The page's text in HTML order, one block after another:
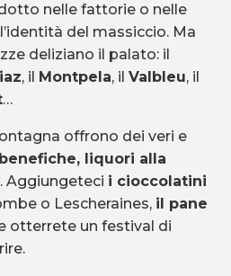
nelle fattorie o nelle
del massiccio. Ma
deliziano il palato: il
, il Montpela, il Valbleu, il
…
offrono dei veri e
liquori alla
. Aggiungeteci i cioccolatini
o Lescheraines, il pane
otterrete un festival di